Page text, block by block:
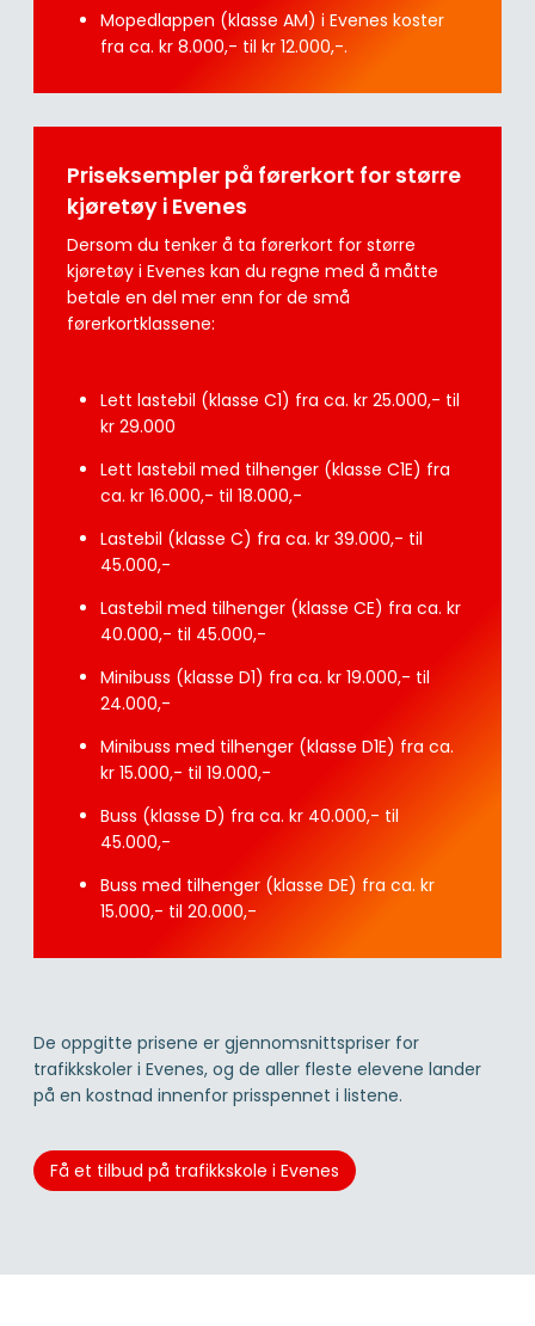
Mopedlappen (klasse AM) i Evenes koster
fra ca. kr 8.000,- til kr 12.000,-.
Priseksempler på førerkort for større
kjøretøy i Evenes
Dersom du tenker å ta førerkort for større
kjøretøy i Evenes kan du regne med å måtte
betale en del mer enn for de små
førerkortklassene:
Lett lastebil (klasse C1) fra ca. kr 25.000,- til
kr 29.000
Lett lastebil med tilhenger (klasse C1E) fra
ca. kr 16.000,- til 18.000,-
Lastebil (klasse C) fra ca. kr 39.000,- til
45.000,-
Lastebil med tilhenger (klasse CE) fra ca. kr
40.000,- til 45.000,-
Minibuss (klasse D1) fra ca. kr 19.000,- til
24.000,-
Minibuss med tilhenger (klasse D1E) fra ca.
kr 15.000,- til 19.000,-
Buss (klasse D) fra ca. kr 40.000,- til
45.000,-
Buss med tilhenger (klasse DE) fra ca. kr
15.000,- til 20.000,-
De oppgitte prisene er gjennomsnittspriser for
trafikkskoler i Evenes, og de aller fleste elevene lander
på en kostnad innenfor prisspennet i listene.
Få et tilbud på trafikkskole i Evenes